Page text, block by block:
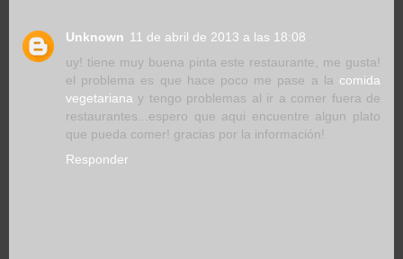
Unknown 11 de abril de 2013 a las 18:08
uy! tiene muy buena pinta este restaurante, me gusta!
el problema es que hace poco me pase a la comida
vegetariana y tengo problemas al ir a comer fuera de
restaurantes...espero que aqui encuentre algun plato
que pueda comer! gracias por la información!
Responder